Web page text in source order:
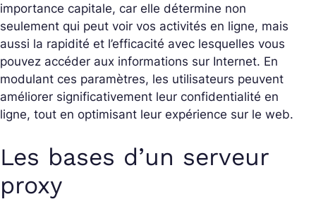
importance capitale, car elle détermine non
seulement qui peut voir vos activités en ligne, mais
aussi la rapidité et l’efficacité avec lesquelles vous
pouvez accéder aux informations sur Internet. En
modulant ces paramètres, les utilisateurs peuvent
améliorer significativement leur confidentialité en
ligne, tout en optimisant leur expérience sur le web.
Les bases d’un serveur
proxy